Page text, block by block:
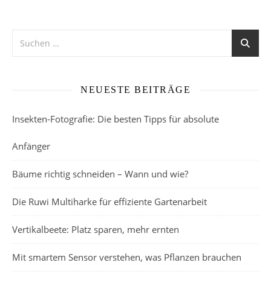
NEUESTE BEITRÄGE
Insekten-Fotografie: Die besten Tipps für absolute
Anfänger
Bäume richtig schneiden – Wann und wie?
Die Ruwi Multiharke für effiziente Gartenarbeit
Vertikalbeete: Platz sparen, mehr ernten
Mit smartem Sensor verstehen, was Pflanzen brauchen